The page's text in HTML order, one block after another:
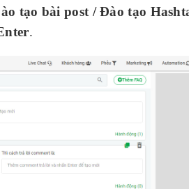
tạo bài post / Đào tạo
.